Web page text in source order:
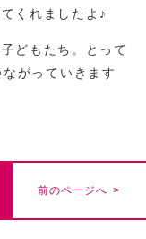
くれましたよ♪
どもたち。とって
がっていきます
前のページへ >